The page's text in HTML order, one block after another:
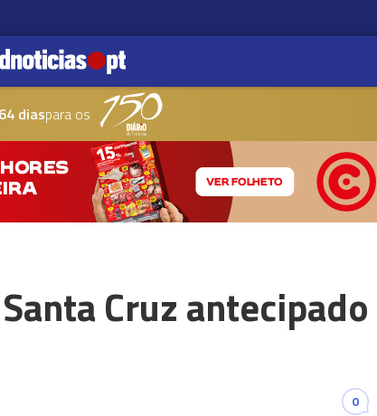
64 diaspara os
Cruz
0